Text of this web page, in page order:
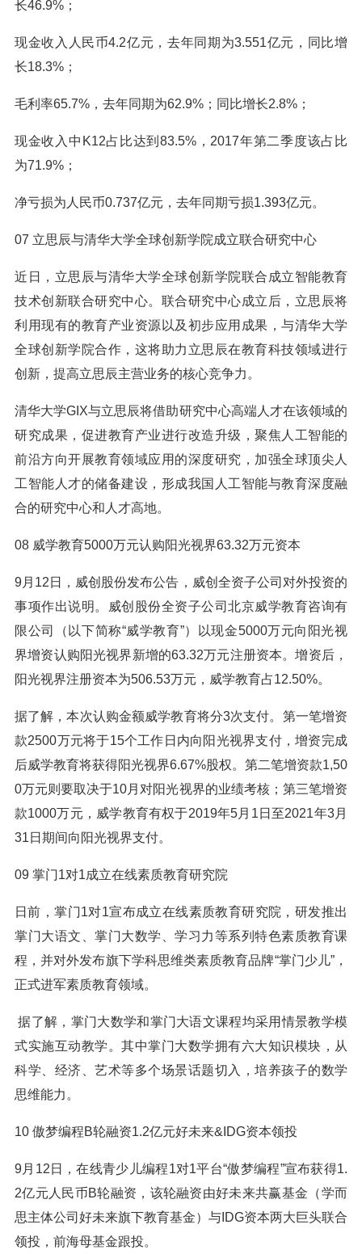
长46.9%；
现金收入人民币4.2亿元，去年同期为3.551亿元，同比增
长18.3%；
毛利率65.7%，去年同期为62.9%；同比增长2.8%；
现金收入中K12占比达到83.5%，2017年第二季度该占比
为71.9%；
净亏损为人民币0.737亿元，去年同期亏损1.393亿元。
07 立思辰与清华大学全球创新学院成立联合研究中心
近日，立思辰与清华大学全球创新学院联合成立智能教育
技术创新联合研究中心。联合研究中心成立后，立思辰将
利用现有的教育产业资源以及初步应用成果，与清华大学
全球创新学院合作，这将助力立思辰在教育科技领域进行
创新，提高立思辰主营业务的核心竞争力。
清华大学GIX与立思辰将借助研究中心高端人才在该领域的
研究成果，促进教育产业进行改造升级，聚焦人工智能的
前沿方向开展教育领域应用的深度研究，加强全球顶尖人
工智能人才的储备建设，形成我国人工智能与教育深度融
合的研究中心和人才高地。
08 威学教育5000万元认购阳光视界63.32万元资本
9月12日，威创股份发布公告，威创全资子公司对外投资的
事项作出说明。威创股份全资子公司北京威学教育咨询有
限公司（以下简称“威学教育”）以现金5000万元向阳光视
界增资认购阳光视界新增的63.32万元注册资本。增资后，
阳光视界注册资本为506.53万元，威学教育占12.50%。
据了解，本次认购金额威学教育将分3次支付。第一笔增资
款2500万元将于15个工作日内向阳光视界支付，增资完成
后威学教育将获得阳光视界6.67%股权。第二笔增资款1,50
0万元则要取决于10月对阳光视界的业绩考核；第三笔增资
款1000万元，威学教育有权于2019年5月1日至2021年3月
31日期间向阳光视界支付。
09 掌门1对1成立在线素质教育研究院
日前，掌门1对1宣布成立在线素质教育研究院，研发推出
掌门大语文、掌门大数学、学习力等系列特色素质教育课
程，并对外发布旗下学科思维类素质教育品牌“掌门少儿”，
正式进军素质教育领域。
据了解，掌门大数学和掌门大语文课程均采用情景教学模
式实施互动教学。其中掌门大数学拥有六大知识模块，从
科学、经济、艺术等多个场景话题切入，培养孩子的数学
思维能力。
10 傲梦编程B轮融资1.2亿元好未来&IDG资本领投
9月12日，在线青少儿编程1对1平台“傲梦编程”宣布获得1.
2亿元人民币B轮融资，该轮融资由好未来共赢基金（学而
思主体公司好未来旗下教育基金）与IDG资本两大巨头联合
领投，前海母基金跟投。